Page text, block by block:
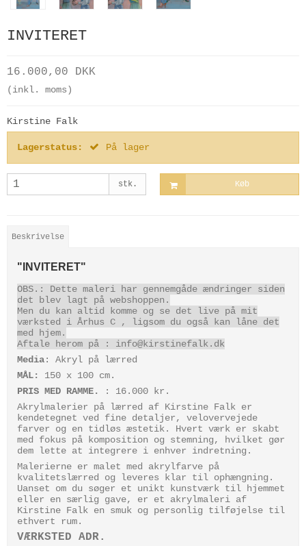
INVITERET
16.000,00 DKK
(inkl. moms)
Kirstine Falk
Lagerstatus: På lager
stk. Køb
Beskrivelse
" INVITERET"
OBS.: Dette maleri har gennemgåde ændringer siden
det blev lagt på webshoppen.
Men du kan altid komme og se det live på mit
værksted i Århus C , ligsom du også kan låne det
med
hjem.
Aftale herom på : info@kirstinefalk.dk
Media: Akryl på lærred
MÅL:
150 x 100 cm.
PRIS MED RAMME.
: 16.000 kr.
Akrylmalerier på lærred af Kirstine Falk er
kendetegnet ved fine detaljer, velovervejede
farver og en tidløs æstetik. Hvert værk er skabt
med fokus på komposition og stemning, hvilket gør
dem lette at integrere i enhver indretning.
Malerierne er malet med akrylfarve på
kvalitetslærred og leveres klar til ophængning.
Uanset om du søger et unikt kunstværk til hjemmet
eller en særlig gave, er et akrylmaleri af
Kirstine Falk en smuk og personlig tilføjelse til
ethvert rum.
VÆRKSTED ADR.